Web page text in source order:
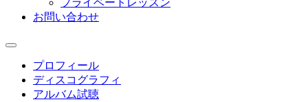
プライベートレッスン
お問い合わせ
プロフィール
ディスコグラフィ
アルバム試聴